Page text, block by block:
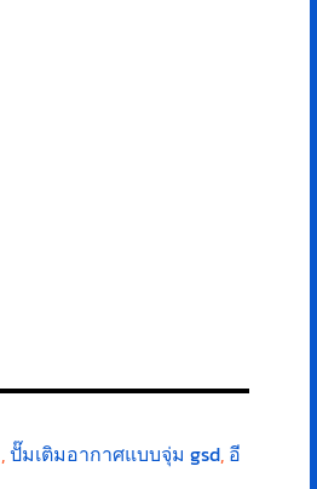
,ปั๊มเติมอากาศแบบจุ่ม gsd, อี